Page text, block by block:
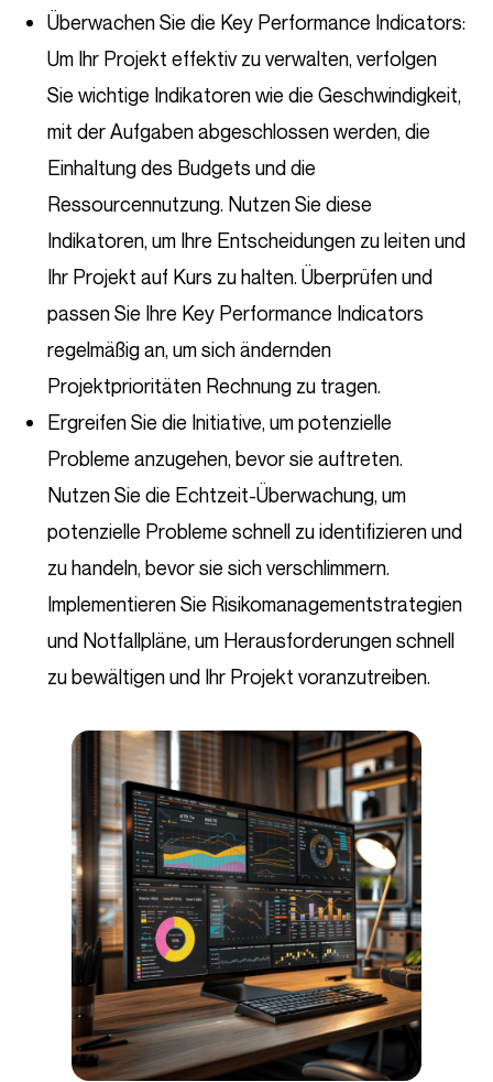
Überwachen Sie die Key Performance Indicators:
Um Ihr Projekt effektiv zu verwalten, verfolgen
Sie wichtige Indikatoren wie die Geschwindigkeit,
mit der Aufgaben abgeschlossen werden, die
Einhaltung des Budgets und die
Ressourcennutzung. Nutzen Sie diese
Indikatoren, um Ihre Entscheidungen zu leiten und
Ihr Projekt auf Kurs zu halten. Überprüfen und
passen Sie Ihre Key Performance Indicators
regelmäßig an, um sich ändernden
Projektprioritäten Rechnung zu tragen.
Ergreifen Sie die Initiative, um potenzielle
Probleme anzugehen, bevor sie auftreten.
Nutzen Sie die Echtzeit-Überwachung, um
potenzielle Probleme schnell zu identifizieren und
zu handeln, bevor sie sich verschlimmern.
Implementieren Sie Risikomanagementstrategien
und Notfallpläne, um Herausforderungen schnell
zu bewältigen und Ihr Projekt voranzutreiben.